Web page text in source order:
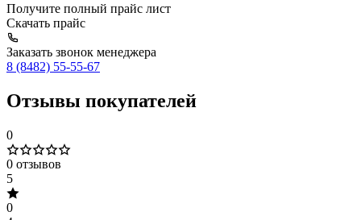
Получите полный прайс лист
Скачать прайс
Заказать звонок менеджера
8 (8482) 55-55-67
Отзывы покупателей
0
0 отзывов
5
0